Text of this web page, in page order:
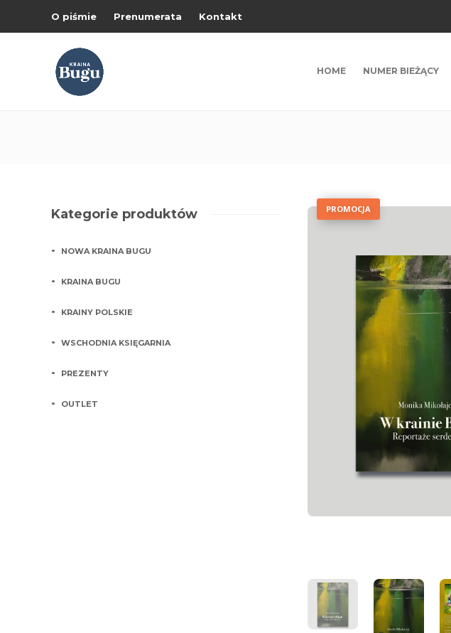
O piśmie Prenumerata Kontakt
HOME NUMER BIEŻĄCY
PROMOCJA
Kategorie produktów
NOWA KRAINA BUGU
KRAINA BUGU
KRAINY POLSKIE
WSCHODNIA KSIĘGARNIA
PREZENTY
OUTLET